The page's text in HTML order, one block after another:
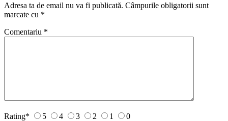
Adresa ta de email nu va fi publicată. Câmpurile obligatorii sunt
marcate cu *
Comentariu *
Rating* 5 4 3 2 1 0